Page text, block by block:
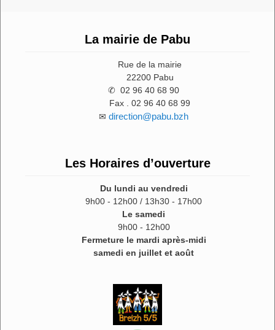
La mairie de Pabu
Rue de la mairie
22200 Pabu
✆ 02 96 40 68 90
Fax . 02 96 40 68 99
✉ direction@pabu.bzh
Les Horaires d’ouverture
Du lundi au vendredi
9h00 - 12h00 / 13h30 - 17h00
Le samedi
9h00 - 12h00
Fermeture le mardi après-midi
samedi en juillet et août